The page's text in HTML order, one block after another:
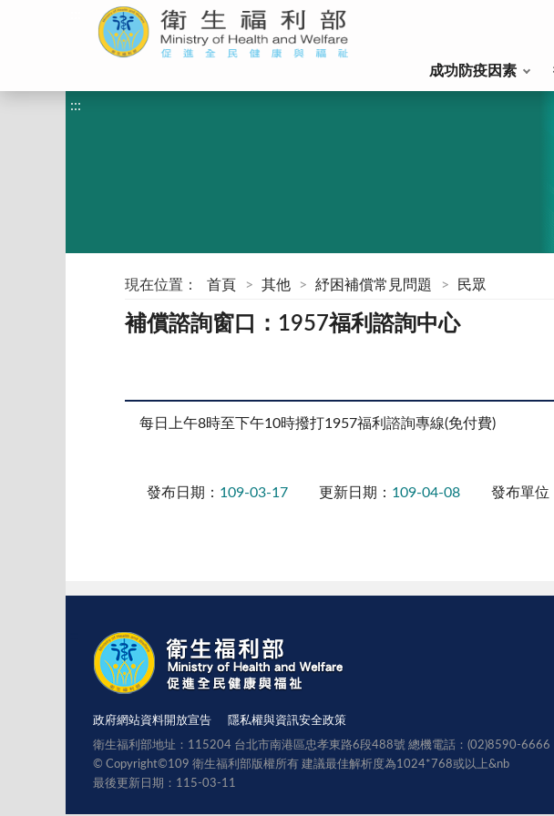
成功防疫因素
:::
現在位置： 首頁 其他 紓困補償常見問題 民眾
補償諮詢窗口：1957福利諮詢中心
每日上午8時至下午10時撥打1957福利諮詢專線(免付費)
發布日期： 109-03-17 更新日期： 109-04-08 發布單位
政府網站資料開放宣告 隱私權與資訊安全政策
衛生福利部地址：115204 台北市南港區忠孝東路6段488號 總機電話：(02)8590-6666
© Copyright©109 衛生福利部版權所有 建議最佳解析度為1024*768或以上&nb
最後更新日期：115-03-11